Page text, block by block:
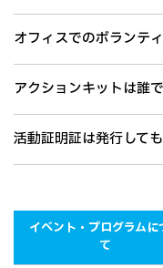
オフィスでのボランテ
アクションキットは誰
活動証明証は発行して
イベント・プログラムに
て